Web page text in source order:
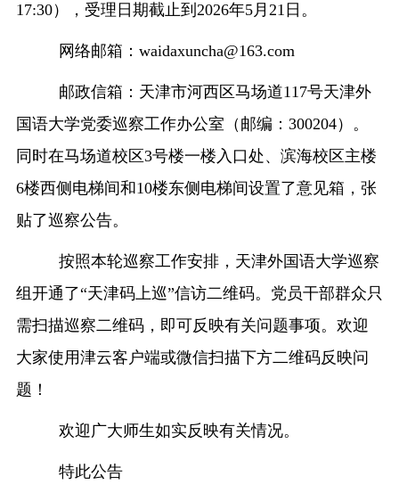
17:30），受理日期截止到 2026年5月 21 日。
网络邮箱： waidaxuncha@163.com
邮政信箱：天津市河西区马场道117号天津外
国语大学党委巡察工作办公室（邮编：300204）。
同时在马场道校区3号楼一楼入口处、 滨海校区主楼
6楼西侧电梯间和10楼东侧电梯间设置了意见箱，张
贴了巡察公告。
按照本轮巡察工作安排， 天津外国语大学巡察
组 开通了“天津码上巡”信访二维码。党员干部群众只
需扫描巡察二维码，即可反映有关问题事项。欢迎
大家使用津云客户端或微信扫描下方二维码反映问
题！
欢迎广大师生如实反映有关情况。
特此公告